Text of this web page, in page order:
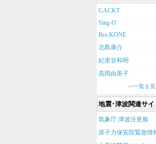
GACKT
Sing-O
Bro.KONE
北島康介
紀里谷和明
高岡由美子
>>一覧を見
地震･津波関連サイ
気象庁 津波注意報
原子力保安院緊急情